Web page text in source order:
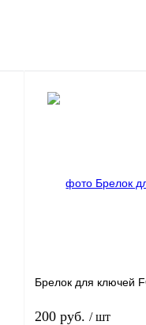
Брелок для ключей
200 руб. / шт